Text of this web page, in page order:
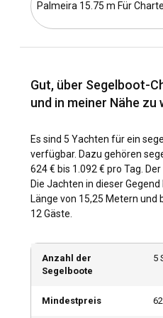
Unberührte Strände,
Bedingungen für alle Segler,
Dank der regelmäßigen
den wichtigsten
nach Kap Verde problemlos
unvergleichliches Erlebnis
entscheiden, direkt zu
unterwegs den Atlantik zu
Was sind die
für Segelboot-Charter
Der aus zehn Inseln
Palmeira 15.75 m Für
Gut, über Segelboot-
und in meiner Nähe zu
Es sind 5 Yachten für ein
verfügbar. Dazu gehören
624 € bis 1.092 € pro Tag.
Die Jachten in dieser
Länge von 15,25 Metern
12 Gäste.
Anzahl der
Segelboote
5
Mindestpreis